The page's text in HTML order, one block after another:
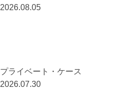
2026.08.05
プライベート・ケース
2026.07.30